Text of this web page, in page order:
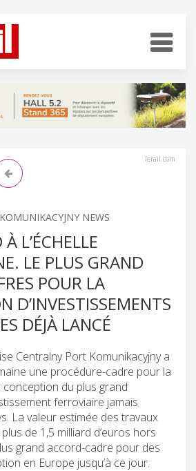
lerail.com
NEWS
L’ÉCHELLE
LE PLUS GRAND
POUR LA
D’INVESTISSEMENTS
DÉJÀ LANCÉ
Centralny Port Komunikacyjny a
une procédure-cadre pour la
du plus grand
ferroviaire jamais
La valeur estimée des travaux
de 1,5 milliard d’euros hors
grand accord-cadre pour des
en Europe jusqu’à ce jour.